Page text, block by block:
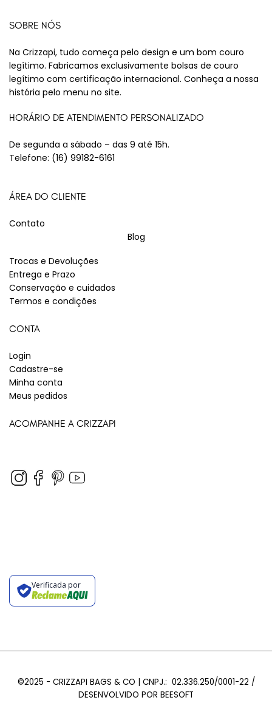
SOBRE NÓS
Na Crizzapi, tudo começa pelo design e um bom couro
legítimo. Fabricamos exclusivamente bolsas de couro
legítimo com certificação internacional. Conheça a nossa
história pelo menu no site.
HORÁRIO DE ATENDIMENTO PERSONALIZADO
De segunda a sábado – das 9 até 15h.
Telefone: (16) 99182-6161
ÁREA DO CLIENTE
Contato
Blog
Trocas e Devoluções
Entrega e Prazo
Conservação e cuidados
Termos e condições
CONTA
Login
Cadastre-se
Minha conta
Meus pedidos
ACOMPANHE A CRIZZAPI
Verificada por
©2025 - CRIZZAPI BAGS & CO | CNPJ.: 02.336.250/0001-22 /
DESENVOLVIDO POR BEESOFT